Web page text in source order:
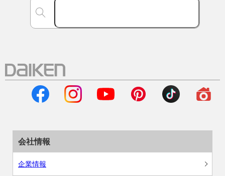
会社情報
企業情報